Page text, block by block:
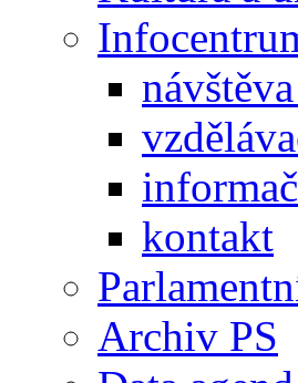
kontakt
Archiv PS